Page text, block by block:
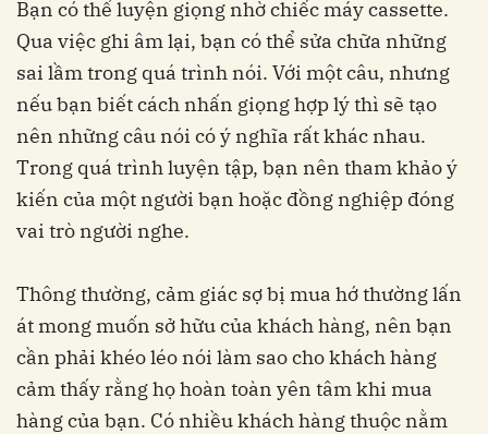
Bạn có thể luyện giọng nhờ chiếc máy cassette.
Qua việc ghi âm lại, bạn có thể sửa chữa những
sai lầm trong quá trình nói. Với một câu, nhưng
nếu bạn biết cách nhấn giọng hợp lý thì sẽ tạo
nên những câu nói có ý nghĩa rất khác nhau.
Trong quá trình luyện tập, bạn nên tham khảo ý
kiến của một người bạn hoặc đồng nghiệp đóng
vai trò người nghe.
Thông thường, cảm giác sợ bị mua hớ thường lấn
át mong muốn sở hữu của khách hàng, nên bạn
cần phải khéo léo nói làm sao cho khách hàng
cảm thấy rằng họ hoàn toàn yên tâm khi mua
hàng của bạn. Có nhiều khách hàng thuộc nằm